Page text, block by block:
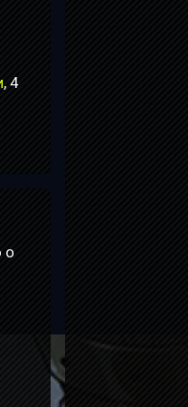
, 4
о